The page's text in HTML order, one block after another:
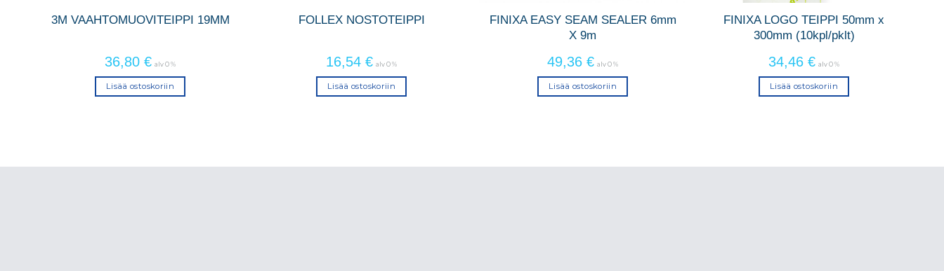
3M VAAHTOMUOVITEIPPI 19MM
36,80 € alv 0 %
Lisää ostoskoriin
FOLLEX NOSTOTEIPPI
16,54 € alv 0 %
Lisää ostoskoriin
FINIXA EASY SEAM SEALER 6mm
X 9m
49,36 € alv 0 %
Lisää ostoskoriin
FINIXA LOGO TEIPPI 50mm x
300mm (10kpl/pklt)
34,46 € alv 0 %
Lisää ostoskoriin